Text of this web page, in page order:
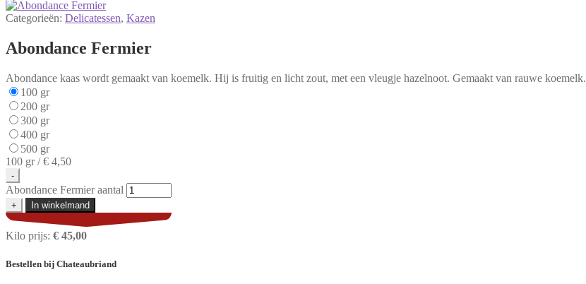
Categorieën: Delicatessen, Kazen
Abondance Fermier
Abondance kaas wordt gemaakt van koemelk. Hij is fruitig en licht zout, met een vleugje hazelnoot. Gemaakt van rauwe koemelk.
100 gr
200 gr
300 gr
400 gr
500 gr
100 gr /€ 4,50
-
Abondance Fermier aantal
+ In winkelmand
Kilo prijs: € 45,00
Bestellen bij Chateaubriand